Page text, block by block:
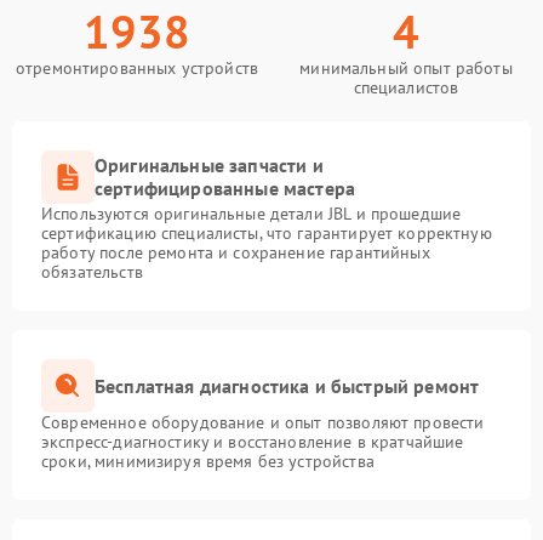
1938
отремонтированных устройств
4
минимальный опыт работы
специалистов
Оригинальные запчасти и
сертифицированные мастера
Используются оригинальные детали JBL и прошедшие
сертификацию специалисты, что гарантирует корректную
работу после ремонта и сохранение гарантийных
обязательств
Бесплатная диагностика и быстрый ремонт
Современное оборудование и опыт позволяют провести
экспресс-диагностику и восстановление в кратчайшие
сроки, минимизируя время без устройства